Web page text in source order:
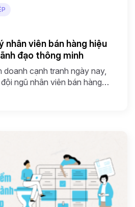
nhân viên bán hàng hiệu
đạo thông minh
doanh cạnh tranh ngày nay,
ngũ nhân viên bán hàng
định sự thành công của
này sẽ cung cấp một hướng